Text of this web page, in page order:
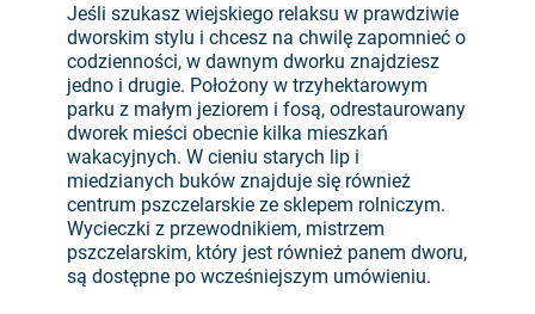
Jeśli szukasz wiejskiego relaksu w prawdziwie
dworskim stylu i chcesz na chwilę zapomnieć o
codzienności, w dawnym dworku znajdziesz
jedno i drugie. Położony w trzyhektarowym
parku z małym jeziorem i fosą, odrestaurowany
dworek mieści obecnie kilka mieszkań
wakacyjnych. W cieniu starych lip i
miedzianych buków znajduje się również
centrum pszczelarskie ze sklepem rolniczym.
Wycieczki z przewodnikiem, mistrzem
pszczelarskim, który jest również panem dworu,
są dostępne po wcześniejszym umówieniu.